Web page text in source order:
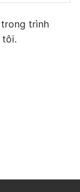
trình
tôi.